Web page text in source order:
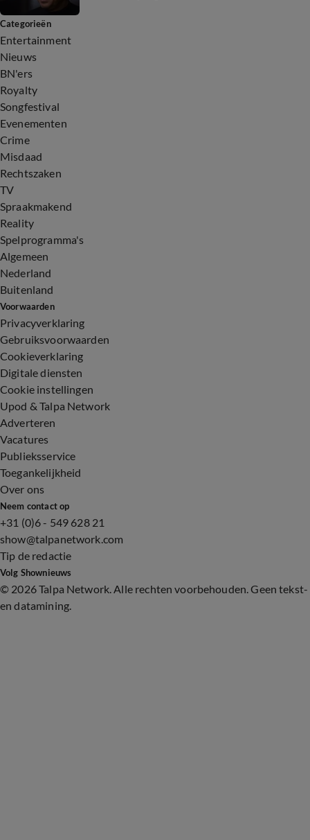
Categorieën
Entertainment
Nieuws
BN'ers
Royalty
Songfestival
Evenementen
Crime
Misdaad
Rechtszaken
TV
Spraakmakend
Reality
Spelprogramma's
Algemeen
Nederland
Buitenland
Voorwaarden
Privacyverklaring
Gebruiksvoorwaarden
Cookieverklaring
Digitale diensten
Cookie instellingen
Upod & Talpa Network
Adverteren
Vacatures
Publieksservice
Toegankelijkheid
Over ons
Neem contact op
+31 (0)6 - 549 628 21
show@talpanetwork.com
Tip de redactie
Volg Shownieuws
© 2026 Talpa Network. Alle rechten voorbehouden. Geen tekst-
en datamining.